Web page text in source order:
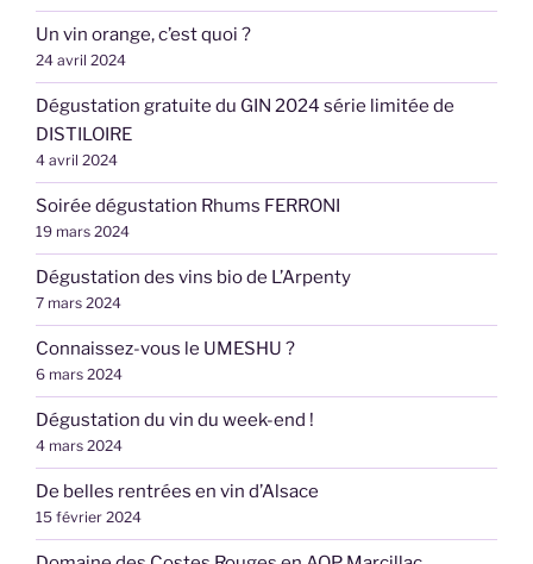
Un vin orange, c’est quoi ?
24 avril 2024
Dégustation gratuite du GIN 2024 série limitée de
DISTILOIRE
4 avril 2024
Soirée dégustation Rhums FERRONI
19 mars 2024
Dégustation des vins bio de L’Arpenty
7 mars 2024
Connaissez-vous le UMESHU ?
6 mars 2024
Dégustation du vin du week-end !
4 mars 2024
De belles rentrées en vin d’Alsace
15 février 2024